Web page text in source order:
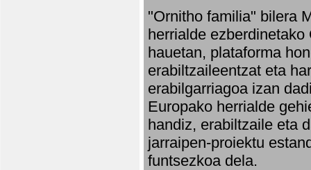
"Ornitho familia" bilera
herrialde
hauetan, plataforma
erabiltzaileentzat eta
erabilgarriagoa izan
Europako herrialde
handiz, erabiltzaile eta
jarraipen-proiektu
funtsezkoa dela.